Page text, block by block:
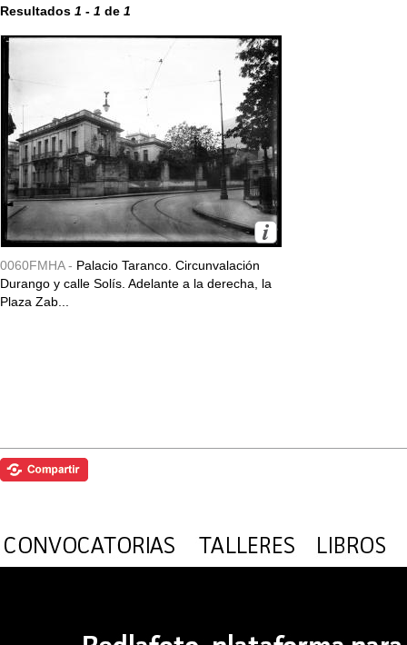
Resultados 1 - 1 de 1
0060FMHA - Palacio Taranco. Circunvalación
Durango y calle Solís. Adelante a la derecha, la
Plaza Zab...